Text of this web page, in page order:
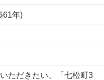
61年)
ただきたい、「七松町3